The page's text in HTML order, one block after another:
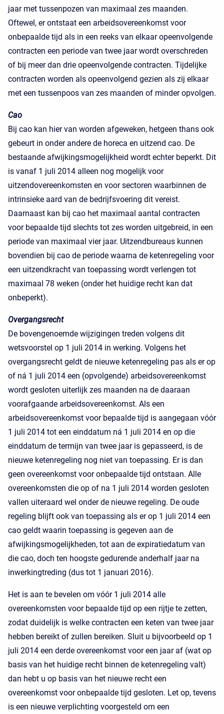
jaar met tussenpozen van maximaal zes maanden.
Oftewel, er ontstaat een arbeidsovereenkomst voor
onbepaalde tijd als in een reeks van elkaar opeenvolgende
contracten een periode van twee jaar wordt overschreden
of bij meer dan drie opeenvolgende contracten. Tijdelijke
contracten worden als opeenvolgend gezien als zij elkaar
met een tussenpoos van zes maanden of minder opvolgen.
Cao
Bij cao kan hier van worden afgeweken, hetgeen thans ook
gebeurt in onder andere de horeca en uitzend cao. De
bestaande afwijkingsmogelijkheid wordt echter beperkt. Dit
is vanaf 1 juli 2014 alleen nog mogelijk voor
uitzendovereenkomsten en voor sectoren waarbinnen de
intrinsieke aard van de bedrijfsvoering dit vereist.
Daarnaast kan bij cao het maximaal aantal contracten
voor bepaalde tijd slechts tot zes worden uitgebreid, in een
periode van maximaal vier jaar. Uitzendbureaus kunnen
bovendien bij cao de periode waarna de ketenregeling voor
een uitzendkracht van toepassing wordt verlengen tot
maximaal 78 weken (onder het huidige recht kan dat
onbeperkt).
Overgangsrecht
De bovengenoemde wijzigingen treden volgens dit
wetsvoorstel op 1 juli 2014 in werking. Volgens het
overgangsrecht geldt de nieuwe ketenregeling pas als er op
of ná 1 juli 2014 een (opvolgende) arbeidsovereenkomst
wordt gesloten uiterlijk zes maanden na de daaraan
voorafgaande arbeidsovereenkomst. Als een
arbeidsovereenkomst voor bepaalde tijd is aangegaan vóór
1 juli 2014 tot een einddatum ná 1 juli 2014 en op die
einddatum de termijn van twee jaar is gepasseerd, is de
nieuwe ketenregeling nog niet van toepassing. Er is dan
geen overeenkomst voor onbepaalde tijd ontstaan. Alle
overeenkomsten die op of na 1 juli 2014 worden gesloten
vallen uiteraard wel onder de nieuwe regeling. De oude
regeling blijft ook van toepassing als er op 1 juli 2014 een
cao geldt waarin toepassing is gegeven aan de
afwijkingsmogelijkheden, tot aan de expiratiedatum van
die cao, doch ten hoogste gedurende anderhalf jaar na
inwerkingtreding (dus tot 1 januari 2016).
Het is aan te bevelen om vóór 1 juli 2014 alle
overeenkomsten voor bepaalde tijd op een rijtje te zetten,
zodat duidelijk is welke contracten een keten van twee jaar
hebben bereikt of zullen bereiken. Sluit u bijvoorbeeld op 1
juli 2014 een derde overeenkomst voor een jaar af (wat op
basis van het huidige recht binnen de ketenregeling valt)
dan hebt u op basis van het nieuwe recht een
overeenkomst voor onbepaalde tijd gesloten. Let op, tevens
is een nieuwe verplichting voorgesteld om een